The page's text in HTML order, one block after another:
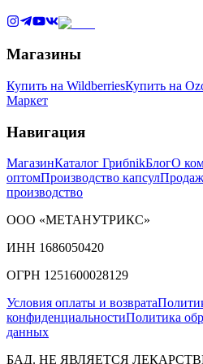
Магазины
Купить на WildberriesКупить на
Маркет
Навигация
МагазинКаталог ГрибnikБлогО
оптомПроизводство капсул
производство
ООО «МЕТАНУТРИКС»
ИНН 1686050420
ОГРН 1251600028129
Условия оплаты и возврата
конфиденциальностиПолитика
данных
БАД. НЕ ЯВЛЯЕТСЯ